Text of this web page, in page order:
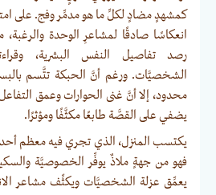
كمشهدٍ مضادٍ لكلِّ ما هو مدمِّر وفج. على
انعكاسًا صادقًا لمشاعرِ الوحدة
رصد تفاصيل النفس البشرية،
الشخصيَّات. ورغم أنَّ الحبكة تتَّسم
محدود، إلا أنَّ غنى الحوارات وعمق
يضفي على القصَّة طابعًا مكثَّفًا ومؤثرًا.
يكتسب المنزل، الذي تجري فيه معظم
فهو من جهةٍ ملاذٌ يوفِّر الخصوصيَّة
يعمِّق عزلة الشخصيَّات ويكثِّف مشاعر